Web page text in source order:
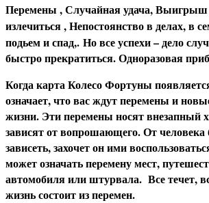
Перемены , Случайная удача, Выигрыш
излечиться , Непостоянство в делах, в
подьем и спад,. Но все успехи – дело
быстро прекратиться. Одноразовая
Когда карта Колесо Фортуны
означает, что вас ждут перемены и
жизни. Эти перемены носят внезапный
зависят от вопрошающего. От человека
зависеть, захочет он ими
может означать перемену мест,
автомобиля или штурвала. Все течет,
жизнь состоит из перемен.